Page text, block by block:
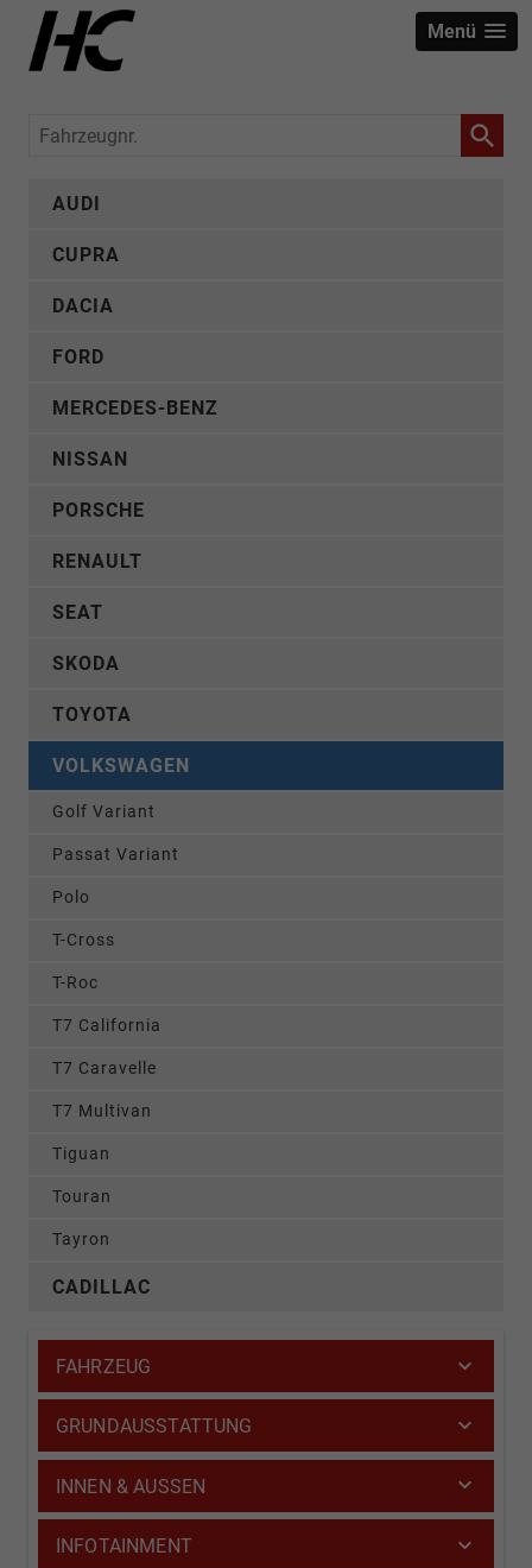
Menü
Fahrzeugnr.
AUDI
CUPRA
DACIA
FORD
MERCEDES-BENZ
NISSAN
PORSCHE
RENAULT
SEAT
SKODA
TOYOTA
VOLKSWAGEN
Golf Variant
Passat Variant
Polo
T-Cross
T-Roc
T7 California
T7 Caravelle
T7 Multivan
Tiguan
Touran
Tayron
CADILLAC
FAHRZEUG
GRUNDAUSSTATTUNG
INNEN & AUSSEN
INFOTAINMENT